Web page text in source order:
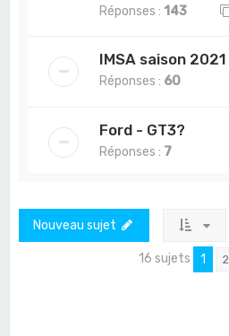
Réponses : 143
IMSA saison 2021
Réponses : 60
Ford - GT3?
Réponses : 7
Nouveau sujet
16 sujets 1 2